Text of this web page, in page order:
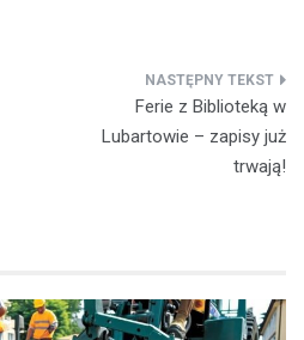
Ferie z Biblioteką w
Lubartowie – zapisy już
trwają!